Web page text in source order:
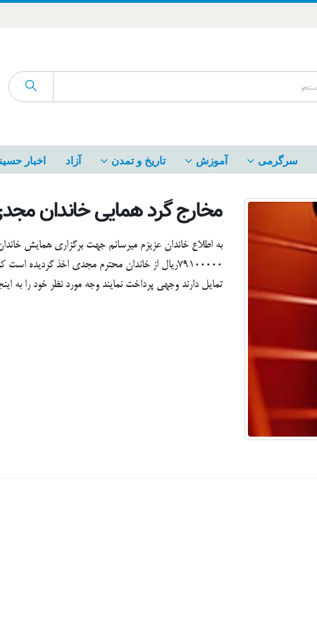
سرگرمی آموزش تاریخ و تمدن آزاد اخبار
مخارج گرد همایی خاندان
تمایل دارند وجهی پرداخت نمایند وجه مورد نظر خود را